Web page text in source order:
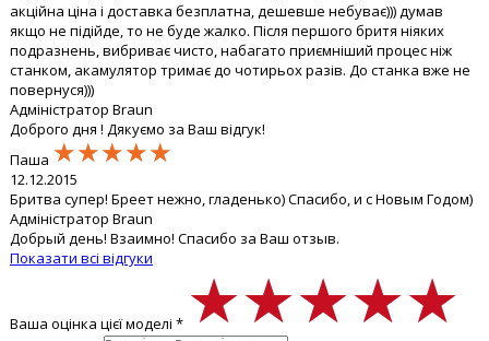
акційна ціна і доставка безплатна, дешевше небуває))) думав
якщо не підійде, то не буде жалко. Після першого бритя ніяких
подразнень, вибриває чисто, набагато приємніший процес ніж
станком, акамулятор тримає до чотирьох разів. До станка вже не
повернуся)))
Адміністратор Braun
Доброго дня ! Дякуємо за Ваш відгук!
Паша ★★★★★
★★★★★
★★★★★
12.12.2015
Бритва супер! Бреет нежно, гладенько) Спасибо, и с Новым Годом)
Адміністратор Braun
Добрый день! Взаимно! Спасибо за Ваш отзыв.
Показати всі відгуки
Ваша оцінка цієї моделі * ★★★★★
★★★★★
★★★★★